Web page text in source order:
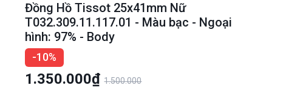
Đồng Hồ Tissot 25x41mm Nữ
T032.309.11.117.01 - Màu bạc - Ngoại
hình: 97% - Body
-10%
1.350.000₫1.500.000